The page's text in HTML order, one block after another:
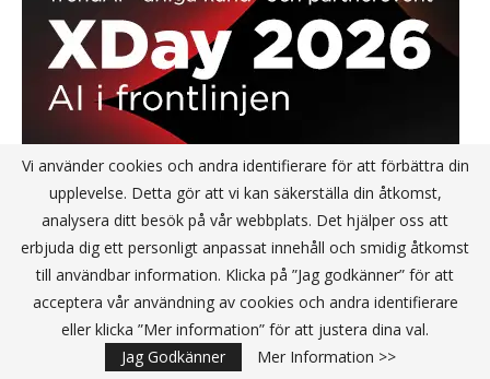
Vi använder cookies och andra identifierare för att förbättra din
upplevelse. Detta gör att vi kan säkerställa din åtkomst,
analysera ditt besök på vår webbplats. Det hjälper oss att
erbjuda dig ett personligt anpassat innehåll och smidig åtkomst
till användbar information. Klicka på ”Jag godkänner” för att
acceptera vår användning av cookies och andra identifierare
eller klicka ”Mer information” för att justera dina val.
Jag Godkänner
Mer Information >>